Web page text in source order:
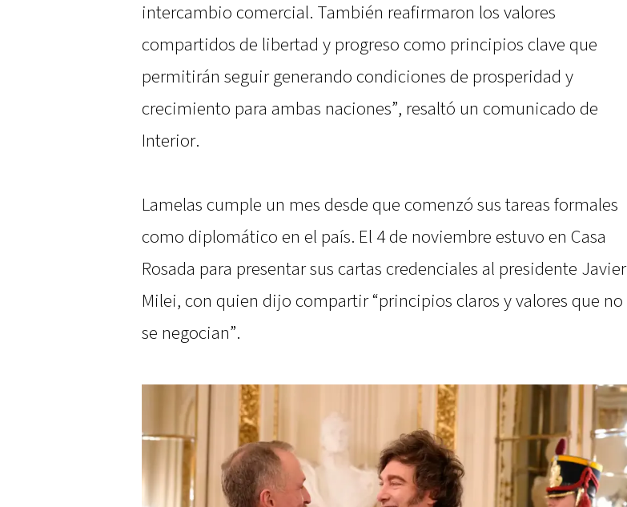
intercambio comercial. También reafirmaron los valores
compartidos de libertad y progreso como principios clave que
permitirán seguir generando condiciones de prosperidad y
crecimiento para ambas naciones”, resaltó un comunicado de
Interior.
Lamelas cumple un mes desde que comenzó sus tareas formales
como diplomático en el país. El 4 de noviembre estuvo en Casa
Rosada para presentar sus cartas credenciales al presidente Javier
Milei, con quien dijo compartir “principios claros y valores que no
se negocian”.